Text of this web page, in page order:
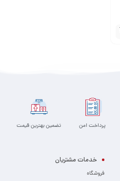
پرداخت امن تضمین بهترین قیمت
خدمات مشتریان
فروشگاه